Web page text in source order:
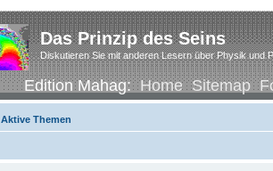
Das Prinzip des Seins
Diskutieren Sie mit anderen Lesern über Physik und
Edition Mahag:Home Sitemap
Aktive Themen